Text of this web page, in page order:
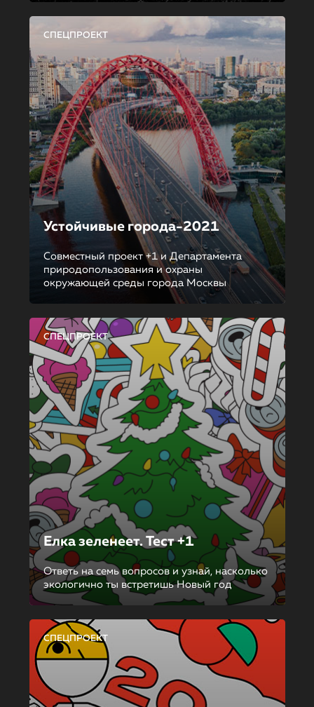
СПЕЦПРОЕКТ
Устойчивые города-2021
Совместный проект +1 и Департамента
природопользования и охраны
окружающей среды города Москвы
СПЕЦПРОЕКТ
Елка зеленеет. Тест +1
Ответь на семь вопросов и узнай, насколько
экологично ты встретишь Новый год
СПЕЦПРОЕКТ